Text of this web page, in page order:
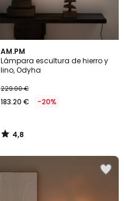
AM.PM
Lámpara escultura de hierro y
lino, Odyha
229.00 €
183.20 € -20%
4,8
/ 5
4,8
/